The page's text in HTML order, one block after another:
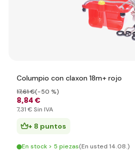
Columpio con claxon 18m+ rojo
8,84 €
17,61 €(-50 %)
7,31 € Sin IVA
+ 8 puntos
En stock > 5 piezas(En usted 14.08.)